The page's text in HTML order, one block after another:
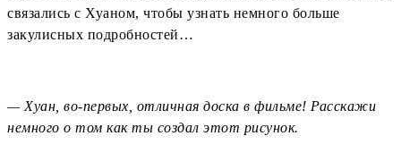
связались с Хуаном, чтобы узнать немного больше
закулисных подробностей…
— Хуан, во-первых, отличная доска в фильме! Расскажи
немного о том как ты создал этот рисунок.